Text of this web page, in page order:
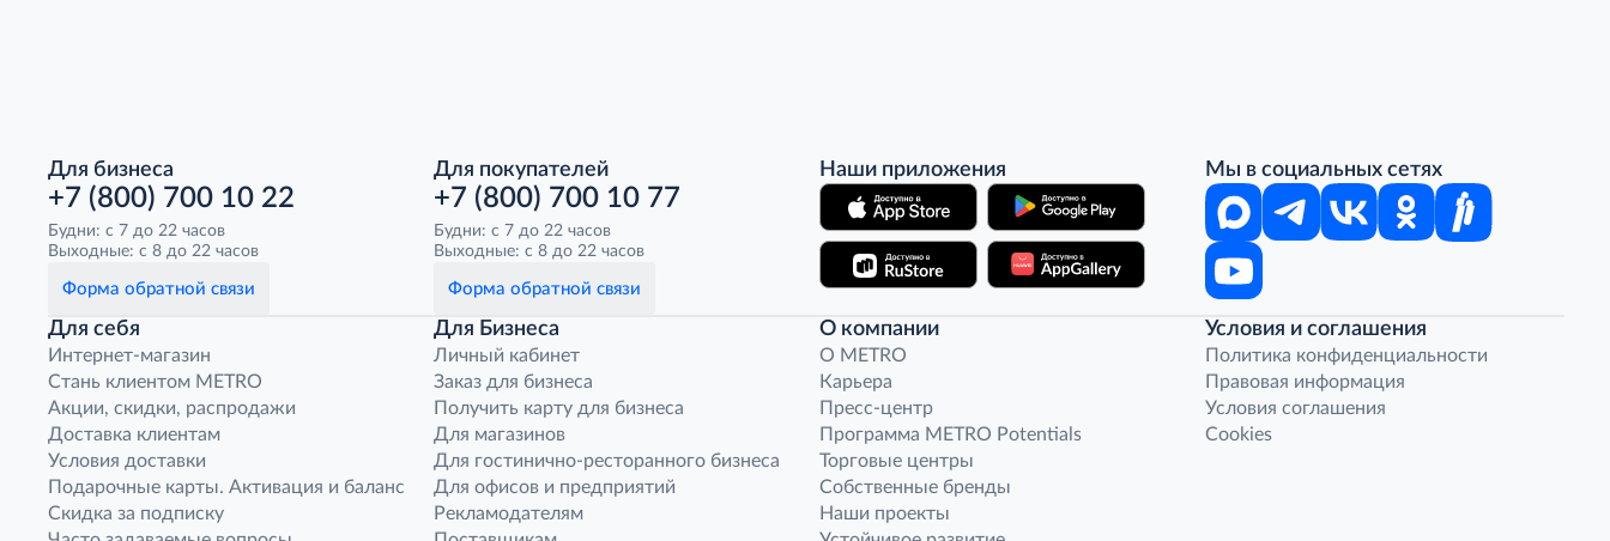
Для бизнеса
+7 (800) 700 10 22
Будни: с 7 до 22 часов
Выходные: с 8 до 22 часов
Форма обратной связи
Для покупателей
+7 (800) 700 10 77
Будни: с 7 до 22 часов
Выходные: с 8 до 22 часов
Форма обратной связи
Наши приложения Мы в социальных сетях
Для себя
Интернет-магазин
Стань клиентом METRO
Акции, скидки, распродажи
Доставка клиентам
Условия доставки
Подарочные карты. Активация и баланс
Скидка за подписку
Для Бизнеса
Личный кабинет
Заказ для бизнеса
Получить карту для бизнеса
Для магазинов
Для гостинично-ресторанного бизнеса
Для офисов и предприятий
Рекламодателям
О компании
O METRO
Карьера
Пресс-центр
Программа METRO Potentials
Торговые центры
Собственные бренды
Наши проекты
Условия и соглашения
Политика конфиденциальности
Правовая информация
Условия соглашения
Cookies